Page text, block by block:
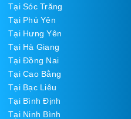
Tại Sóc Trăng
Tại Phú Yên
Tại Hưng Yên
Tại Hà Giang
Tại Đồng Nai
Tại Cao Bằng
Tại Bạc Liêu
Tại Bình Định
Tại Ninh Bình